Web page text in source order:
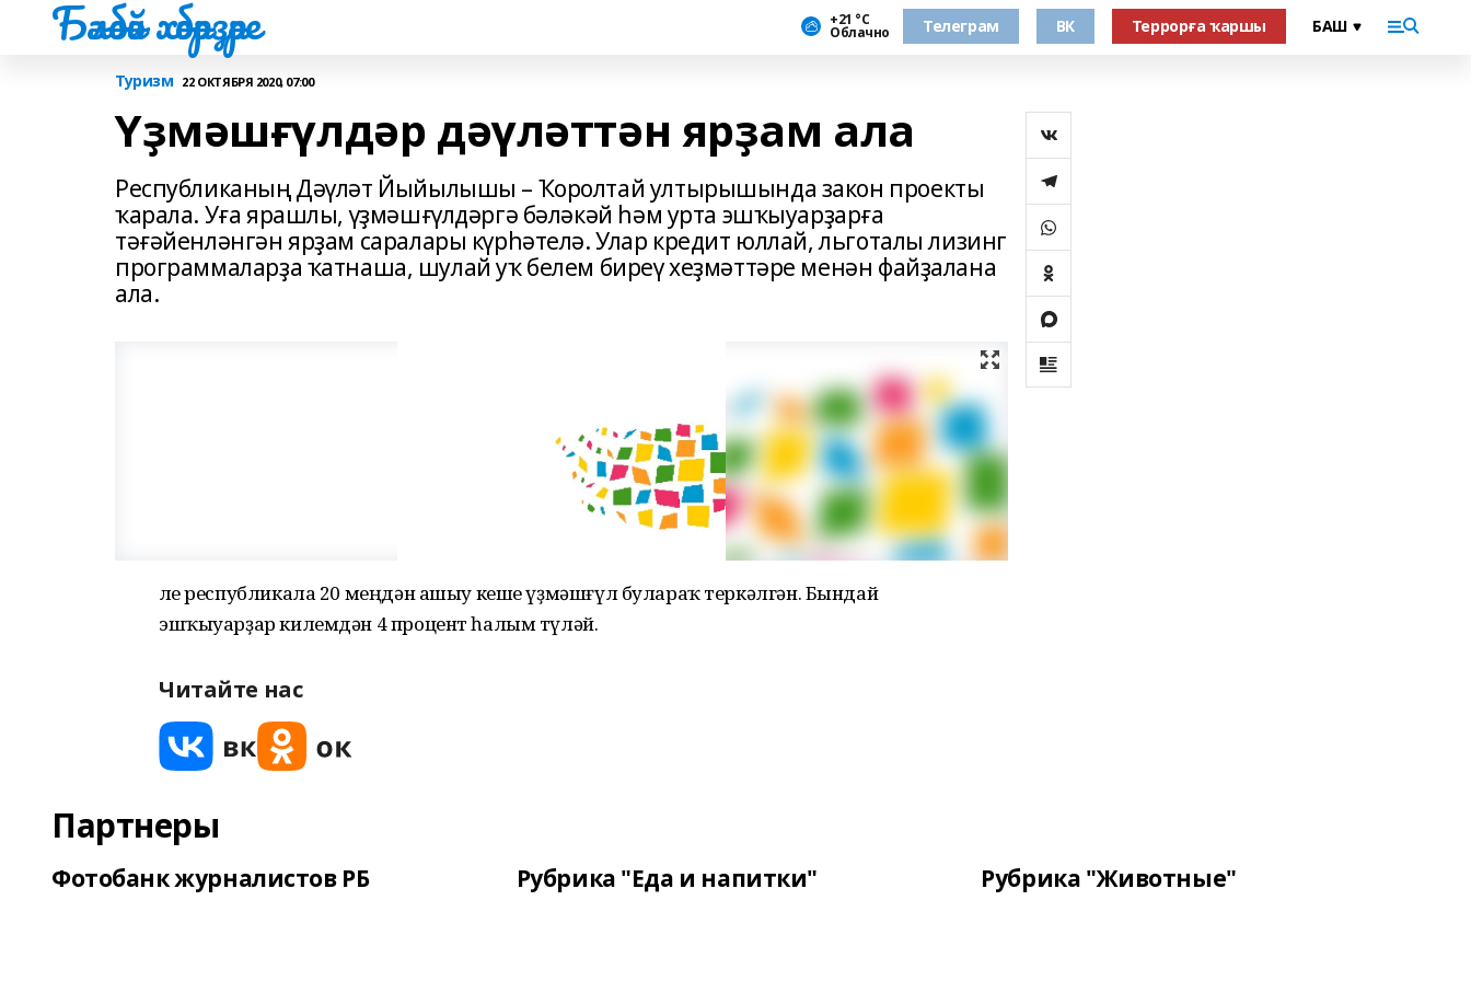
Бәләбәй хәбәрҙәре +21 °С
Облачно Телеграм ВК Террорға ҡаршы
Туризм 22 ОКТЯБРЯ 2020, 07:00
Үҙмәшғүлдәр дәүләттән ярҙам ала
Республиканың Дәүләт Йыйылышы – Ҡоролтай ултырышында закон проекты
ҡарала. Уға ярашлы, үҙмәшғүлдәргә бәләкәй һәм урта эшҡыуарҙарға
тәғәйенләнгән ярҙам саралары күрһәтелә. Улар кредит юллай, льготалы лизинг
программаларҙа ҡатнаша, шулай уҡ белем биреү хеҙмәттәре менән файҙалана
ала.
Әле республикала 20 меңдән ашыу кеше үҙмәшғүл булараҡ теркәлгән. Бындай
эшҡыуарҙар килемдән 4 процент һалым түләй.
Читайте нас
Партнеры
Фотобанк журналистов РБ Рубрика "Еда и напитки" Рубрика "Животные"